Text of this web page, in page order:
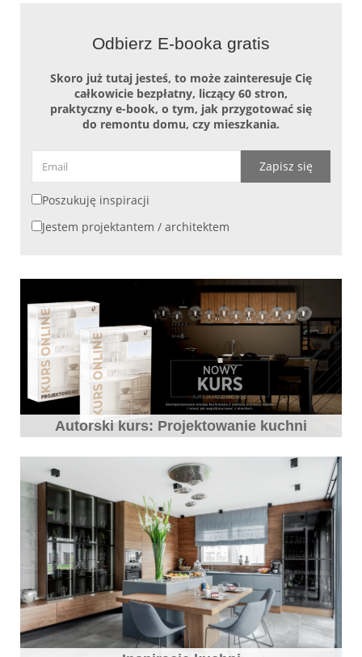
Odbierz E-booka gratis
Skoro już tutaj jesteś, to może zainteresuje Cię
całkowicie bezpłatny, liczący 60 stron,
praktyczny e-book, o tym, jak przygotować się
do remontu domu, czy mieszkania.
Zapisz się
Poszukuję inspiracji
Jestem projektantem / architektem
Autorski kurs: Projektowanie kuchni